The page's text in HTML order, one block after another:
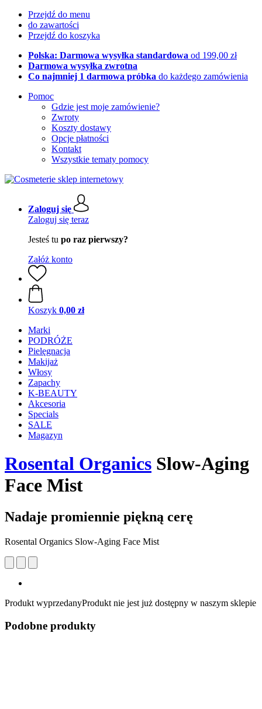
Przejdź do menu
do zawartości
Przejdź do koszyka
Polska: Darmowa wysyłka standardowa od 199,00 zł
Darmowa wysyłka zwrotna
Co najmniej 1 darmowa próbka do każdego zamówienia
Pomoc
Gdzie jest moje zamówienie?
Zwroty
Koszty dostawy
Opcje płatności
Kontakt
Wszystkie tematy pomocy
Zaloguj się
Zaloguj się teraz
Jesteś tu po raz pierwszy?
Załóż konto
Koszyk 0,00 zł
Marki
PODRÓŻE
Pielęgnacja
Makijaż
Włosy
Zapachy
K-BEAUTY
Akcesoria
Specials
SALE
Magazyn
Rosental Organics Slow-Aging
Face Mist
Nadaje promiennie piękną cerę
Rosental Organics Slow-Aging Face Mist
Produkt wyprzedanyProdukt nie jest już dostępny w naszym sklepie
Podobne produkty